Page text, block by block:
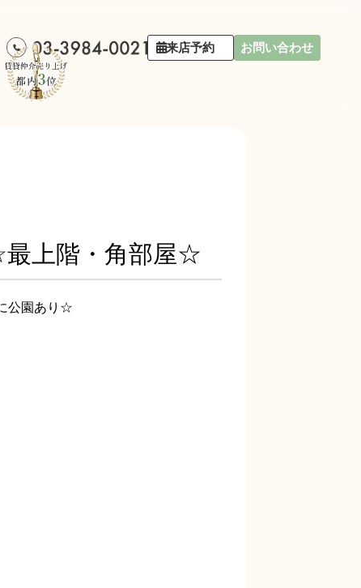
来店予約 お問い合わせ
最上階・角部屋☆
公園あり☆